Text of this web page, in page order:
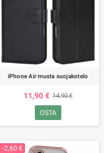
iPhone Air musta suojakotelo
11,90 € 14,90 €
OSTA
-2,60 €